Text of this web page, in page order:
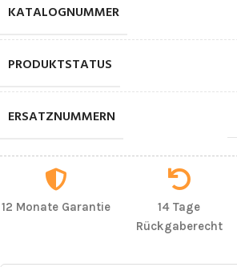
KATALOGNUMMER
PRODUKTSTATUS
ERSATZNUMMERN
12 Monate Garantie
14 Tage
Rückgaberecht